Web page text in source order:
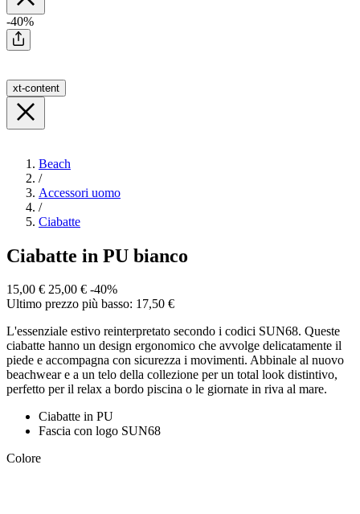
-40%
xt-content
Beach
/
Accessori uomo
/
Ciabatte
Ciabatte in PU bianco
15,00 € 25,00 € -40%
Ultimo prezzo più basso: 17,50 €
L'essenziale estivo reinterpretato secondo i codici SUN68. Queste
ciabatte hanno un design ergonomico che avvolge delicatamente il
piede e accompagna con sicurezza i movimenti. Abbinale al nuovo
beachwear e a un telo della collezione per un total look distintivo,
perfetto per il relax a bordo piscina o le giornate in riva al mare.
Ciabatte in PU
Fascia con logo SUN68
Colore